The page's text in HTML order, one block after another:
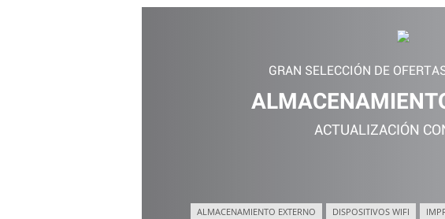
GRAN SELECCIÓN DE
ACTUALIZACIÓN
ALMACENAMIENTO EXTERNO DISPOSITIVOS WIFI